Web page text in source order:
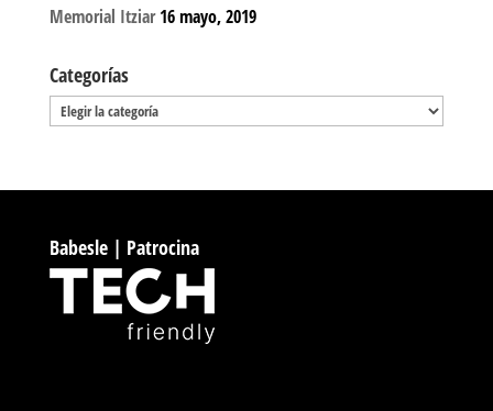
Memorial Itziar 16 mayo, 2019
Categorías
Categorías
Babesle | Patrocina